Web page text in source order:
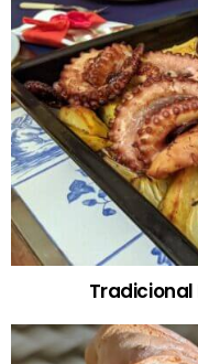
Tradicional